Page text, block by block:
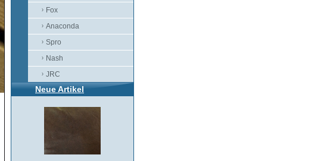
Fox
Anaconda
Spro
Nash
JRC
Neue Artikel